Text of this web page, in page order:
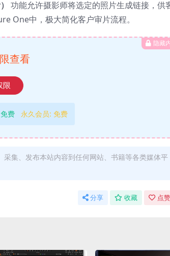
功能允许摄影师将选定的照片生成链接，供
One中，极大简化客户审片流程。
隐藏
查看
限
免费 永久会员: 免费
集、发布本站内容到任何网站、书籍等各类媒体平
分享 收藏 点